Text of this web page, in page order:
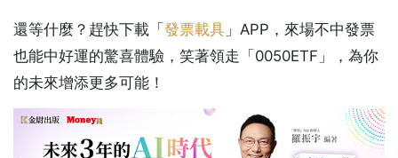
還等什麼？趕快下載「發票載具 」APP，來場不中發票
也能中好運的驚喜體驗，笑著領走「0050ETF」，為你
的未來增添更多可能！